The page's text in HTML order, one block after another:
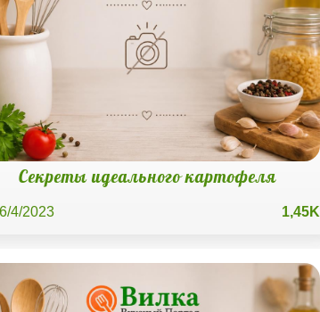
Секреты идеального картофеля
4/2023 1,45K